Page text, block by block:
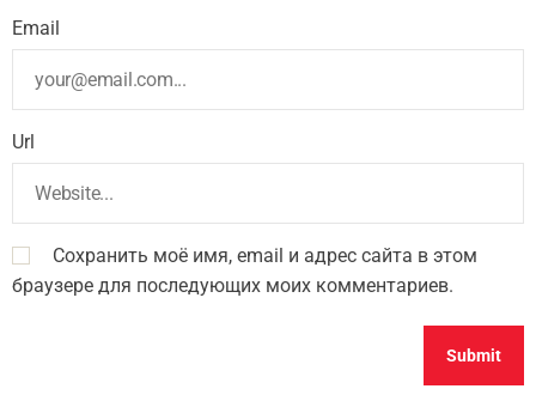
Email
Url
Сохранить моё имя, email и адрес сайта в этом
браузере для последующих моих комментариев.